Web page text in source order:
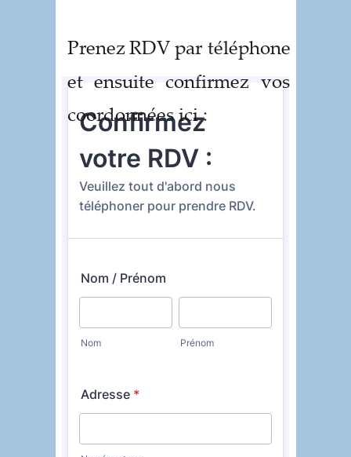
PrenezRDVpar téléphone
et ensuite confirmez vos
coordonnées ici :